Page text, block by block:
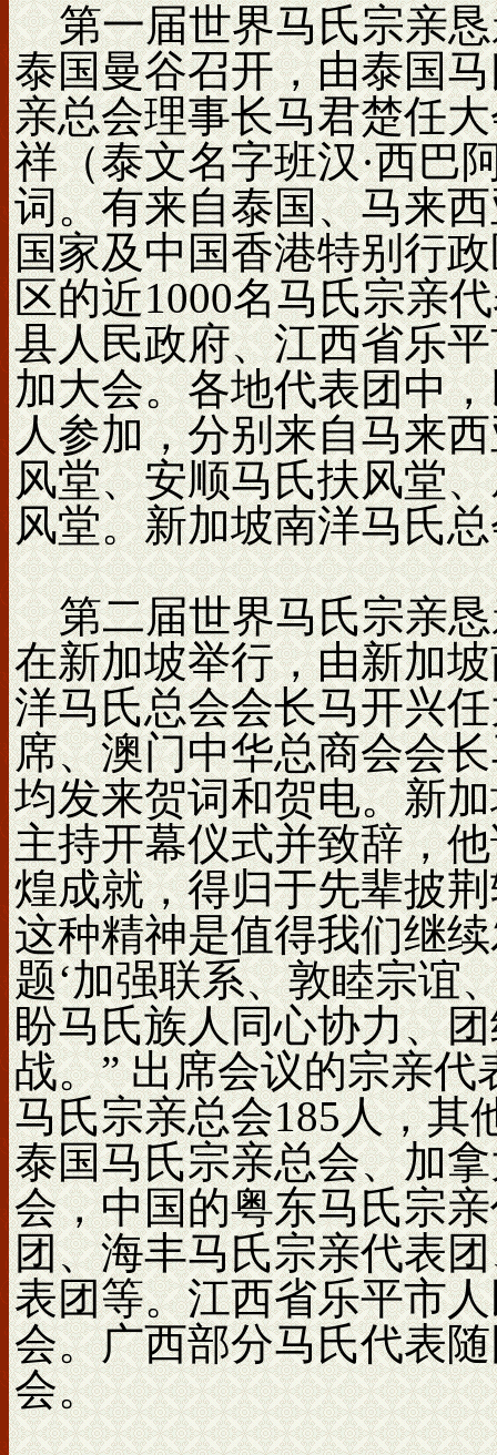
第一届世界马氏宗亲恳
泰国曼谷召开，由泰国
亲总会理事长马君楚任
祥（泰文名字班汉·西巴
词。有来自泰国、马来
国家及中国香港特别行
区的近1000名马氏宗亲
县人民政府、江西省乐
加大会。各地代表团中
人参加，分别来自马来
风堂、安顺马氏扶风堂
风堂。新加坡南洋马氏
第二届世界马氏宗亲恳
在新加坡举行，由新加
洋马氏总会会长马开兴
席、澳门中华总商会会
均发来贺词和贺电。新
主持开幕仪式并致辞，
煌成就，得归于先辈披
这种精神是值得我们继
题‘加强联系、敦睦宗谊
盼马氏族人同心协力、
战。” 出席会议的宗亲
马氏宗亲总会185人，其
泰国马氏宗亲总会、加
会，中国的粤东马氏宗
团、海丰马氏宗亲代表
表团等。江西省乐平市
会。广西部分马氏代表
会。